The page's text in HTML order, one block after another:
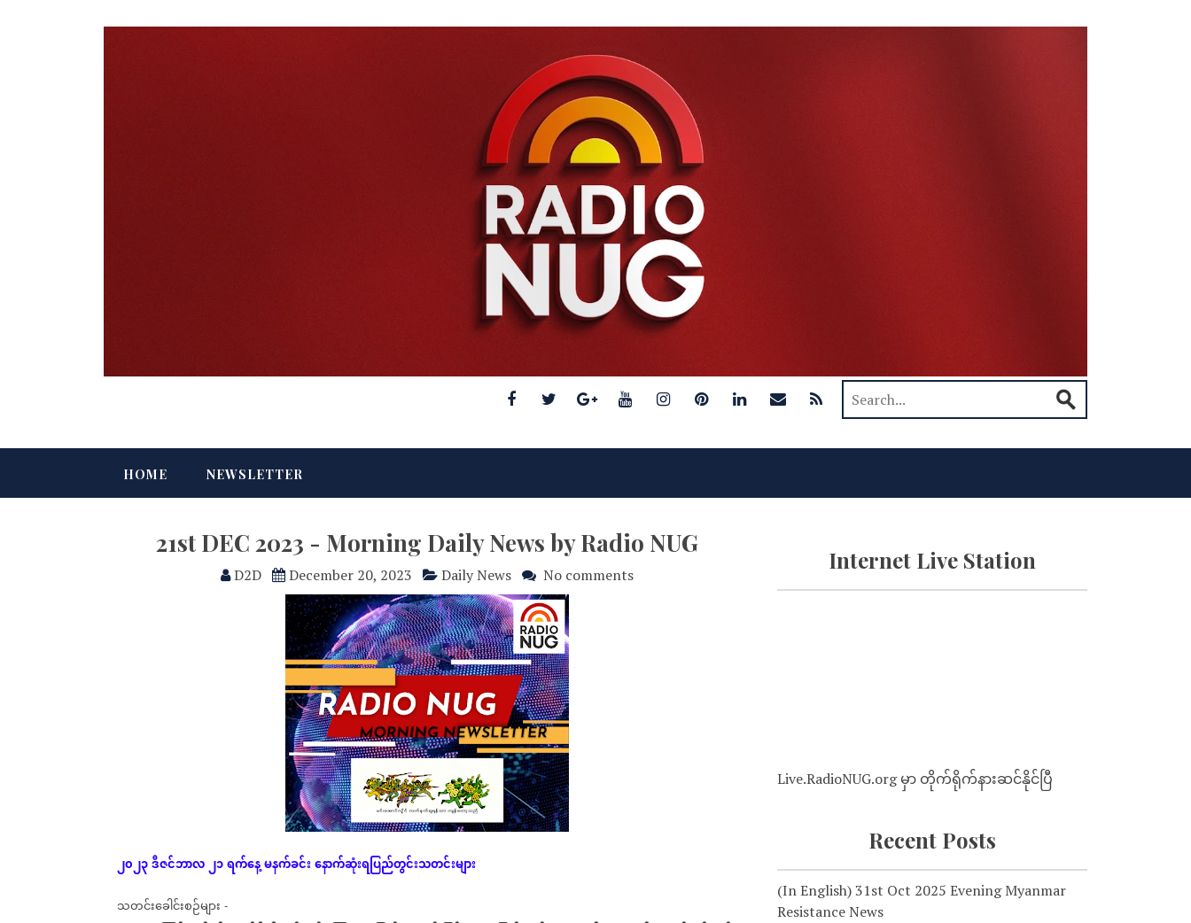
HOME NEWSLETTER
21st DEC 2023 - Morning Daily News by Radio NUG
D2D December 20, 2023 Daily News No comments
၂၀၂၃ဒီဇင်ဘာလ၂၁ရက်နေ့မနက်ခင်းနောက်ဆုံးရပြည်တွင်းသတင်းများ
သတင်းခေါင်းစဉ်များ -
Internet Live Station
Live.RadioNUG.org မှာ တိုက်ရိုက်နားဆင်နိုင်ပြီ
Recent Posts
(In English) 31st Oct 2025 Evening Myanmar
Resistance News